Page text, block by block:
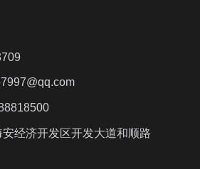
经济开发区开发大道和顺路